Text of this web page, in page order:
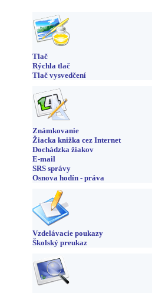
Tlač
Rýchla tlač
Tlač vysvedčení
Známkovanie
Žiacka knižka cez Internet
Dochádzka žiakov
E-mail
SRS správy
Osnova hodín - práva
Vzdelávacie poukazy
Školský preukaz